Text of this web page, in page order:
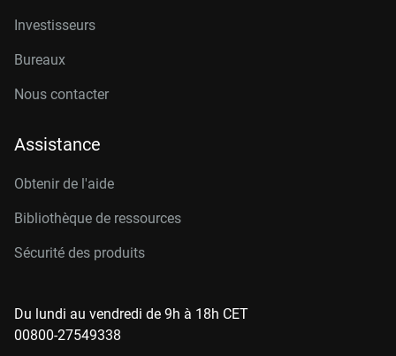
Investisseurs
Bureaux
Nous contacter
Assistance
Obtenir de l'aide
Bibliothèque de ressources
Sécurité des produits
Du lundi au vendredi de 9h à 18h CET
00800-27549338